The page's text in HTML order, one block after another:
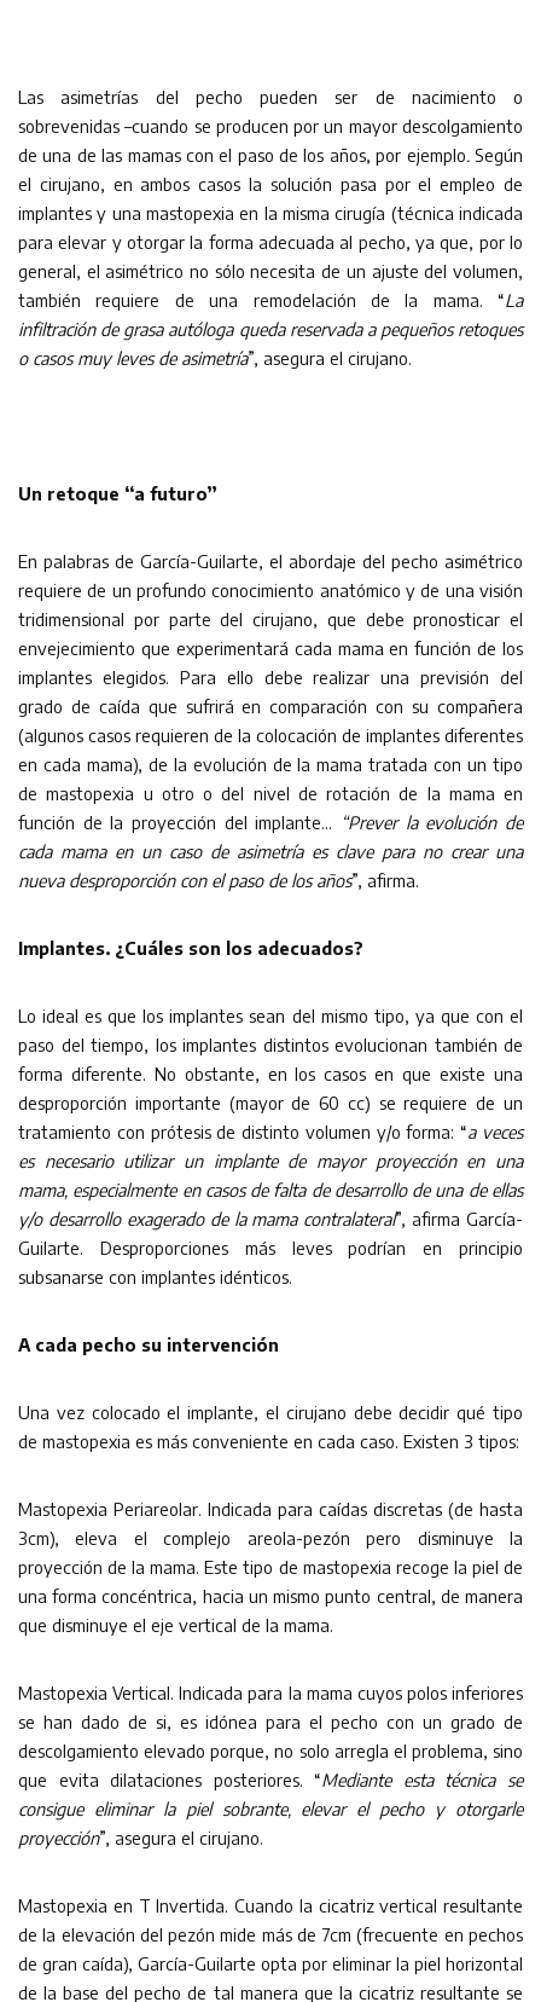
Las asimetrías del pecho pueden ser de nacimiento o
sobrevenidas –cuando se producen por un mayor descolgamiento
de una de las mamas con el paso de los años, por ejemplo.Según
el cirujano, en ambos casos la solución pasa por el empleo de
implantes y una mastopexia en la misma cirugía (técnica indicada
para elevar y otorgar la forma adecuada al pecho, ya que, por lo
general, el asimétrico no sólo necesita de un ajuste del volumen,
también requiere de una remodelación de la mama. “La
infiltración de grasa autóloga queda reservada a pequeños retoques
o casos muy leves de asimetría”, asegura el cirujano.
Un retoque “a futuro”
En palabras de García-Guilarte, el abordaje del pecho asimétrico
requiere de un profundo conocimiento anatómico y de una visión
tridimensional por parte del cirujano, que debe pronosticar el
envejecimiento que experimentará cada mama en función de los
implantes elegidos. Para ello debe realizar una previsión del
grado de caída que sufrirá en comparación con su compañera
(algunos casos requieren de la colocación de implantes diferentes
en cada mama), de la evolución de la mama tratada con un tipo
de mastopexia u otro o del nivel de rotación de la mama en
función de la proyección del implante… “Prever la evolución de
cada mama en un caso de asimetría es clave para no crear una
nueva desproporción con el paso de los años”, afirma.
Implantes. ¿Cuáles son los adecuados?
Lo ideal es que los implantes sean del mismo tipo, ya que con el
paso del tiempo, los implantes distintos evolucionan también de
forma diferente. No obstante, en los casos en que existe una
desproporción importante (mayor de 60 cc) se requiere de un
tratamiento con prótesis de distinto volumen y/o forma: “a veces
es necesario utilizar un implante de mayor proyección en una
mama, especialmente en casos de falta de desarrollo de una de ellas
y/o desarrollo exagerado de la mama contralateral”, afirma García-
Guilarte. Desproporciones más leves podrían en principio
subsanarse con implantes idénticos.
A cada pecho su intervención
Una vez colocado el implante, el cirujano debe decidir qué tipo
de mastopexia es más conveniente en cada caso. Existen 3 tipos:
Mastopexia Periareolar. Indicada para caídas discretas (de hasta
3cm), eleva el complejo areola-pezón pero disminuye la
proyección de la mama. Este tipo de mastopexia recoge la piel de
una forma concéntrica, hacia un mismo punto central, de manera
que disminuye el eje vertical de la mama.
Mastopexia Vertical. Indicada para la mama cuyos polos inferiores
se han dado de si, es idónea para el pecho con un grado de
descolgamiento elevado porque, no solo arregla el problema, sino
que evita dilataciones posteriores. “Mediante esta técnica se
consigue eliminar la piel sobrante, elevar el pecho y otorgarle
proyección”, asegura el cirujano.
Mastopexia en T Invertida. Cuando la cicatriz vertical resultante
de la elevación del pezón mide más de 7cm (frecuente en pechos
de gran caída), García-Guilarte opta por eliminar la piel horizontal
de la base del pecho de tal manera que la cicatriz resultante se